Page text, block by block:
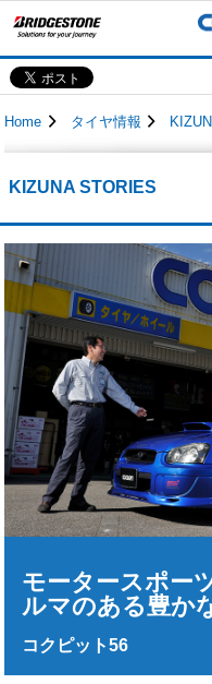
Home タイヤ情報
KIZUNA STORIES
モータースポー
ルマのある豊か
コクピット56